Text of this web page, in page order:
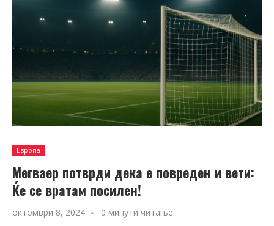
Европа
Мегваер потврди дека е повреден и вети:
Ќе се вратам посилен!
октомври 8, 2024 0 минути читање